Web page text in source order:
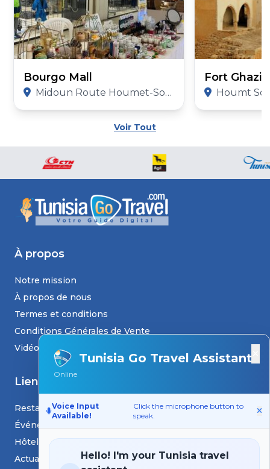
Bourgo Mall
Midoun Route Houmet-Souk Km2 Djerba, Tunisia Djerba, 4162, Tunisia
Fort Ghazi
Houmt Souk,
Voir Tout
Tunisia Go Travel Assistant
Online
Voice Input
Available!
Click the microphone button to
speak.
Hello! I'm your Tunisia travel
À propos
Notre mission
À propos de nous
Termes et conditions
Conditions Générales de Vente
Vidéos
Liens
Restaurants
Événements
Hôtels
Actualités et blogs